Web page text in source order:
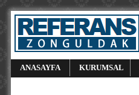
ANASAYFA KURUMSAL